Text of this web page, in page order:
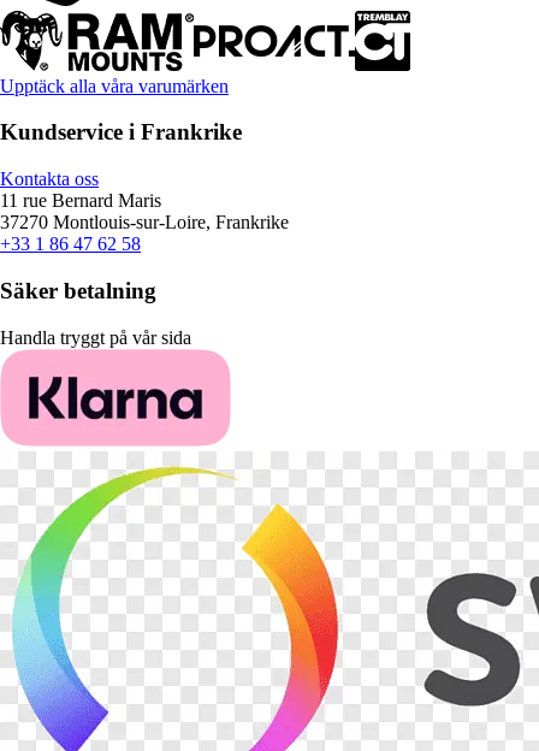
Upptäck alla våra varumärken
Kundservice i Frankrike
Kontakta oss
11 rue Bernard Maris
37270 Montlouis-sur-Loire, Frankrike
+33 1 86 47 62 58
Säker betalning
Handla tryggt på vår sida